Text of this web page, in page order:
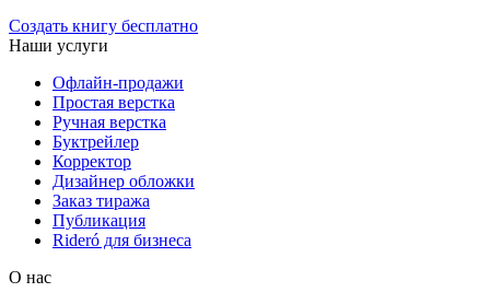
Создать книгу бесплатно
Наши услуги
Офлайн-продажи
Простая верстка
Ручная верстка
Буктрейлер
Корректор
Дизайнер обложки
Заказ тиража
Публикация
Rideró для бизнеса
О нас